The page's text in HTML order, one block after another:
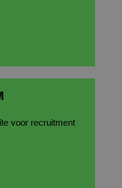
voor recruitment